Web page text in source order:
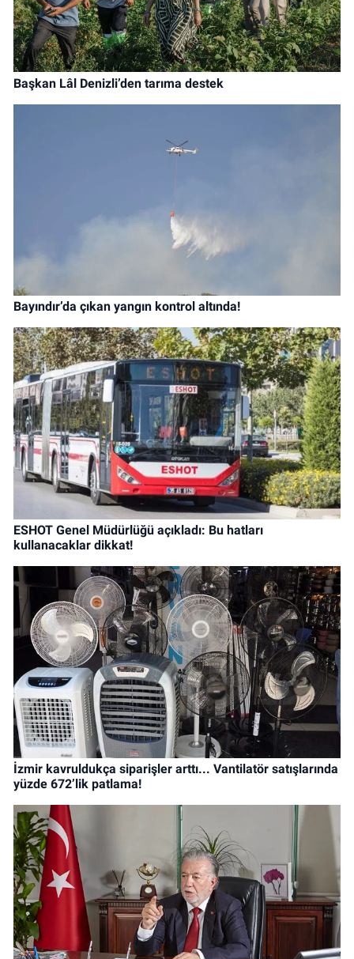
Başkan Lâl Denizli’den tarıma destek
Bayındır’da çıkan yangın kontrol altında!
ESHOT Genel Müdürlüğü açıkladı: Bu hatları
kullanacaklar dikkat!
İzmir kavruldukça siparişler arttı... Vantilatör satışlarında
yüzde 672’lik patlama!